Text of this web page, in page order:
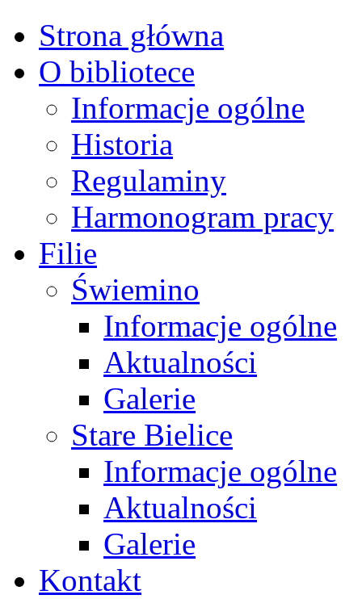
Strona główna
O bibliotece
Informacje ogólne
Historia
Regulaminy
Harmonogram pracy
Filie
Świemino
Informacje ogólne
Aktualności
Galerie
Stare Bielice
Informacje ogólne
Aktualności
Galerie
Kontakt